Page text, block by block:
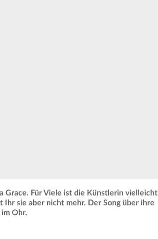
Grace. Für Viele ist die Künstlerin vielleicht
Ihr sie aber nicht mehr. Der Song über ihre
Ohr.